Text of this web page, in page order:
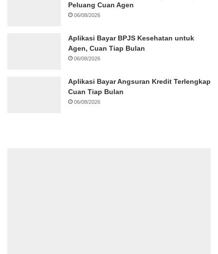
Peluang Cuan Agen
06/08/2026
Aplikasi Bayar BPJS Kesehatan untuk
Agen, Cuan Tiap Bulan
06/08/2026
Aplikasi Bayar Angsuran Kredit Terlengkap
Cuan Tiap Bulan
06/08/2026